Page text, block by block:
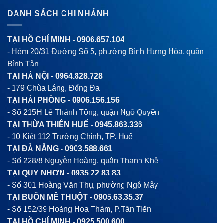
DANH SÁCH CHI NHÁNH
TẠI HỒ CHÍ MINH - 0906.657.104
- Hẻm 20/31 Đường Số 5, phường Bình Hưng Hòa, quận
Bình Tân
TẠI HÀ NỘI - 0964.828.728
- 179 Chùa Láng, Đống Đa
TẠI HẢI PHÒNG - 0906.156.156
- Số 215H Lê Thánh Tông, quận Ngô Quyền
TẠI THỪA THIÊN HUẾ - 0945.863.336
- 10 Kiệt 112 Trường Chinh, TP. Huế
TẠI ĐÀ NẴNG - 0903.588.661
- Số 228/8 Nguyễn Hoàng, quận Thanh Khê
TẠI QUY NHƠN - 0935.22.83.83
- Số 301 Hoàng Văn Thụ, phường Ngô Mây
TẠI BUÔN MÊ THUỘT - 0905.63.35.37
- Số 152/39 Hoàng Hoa Thám, P.Tân Tiến